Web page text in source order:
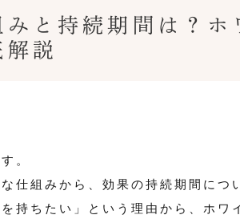
と持続期間は？ホ
説
。
仕組みから、効果の持続期間につ
持ちたい」という理由から、ホワ